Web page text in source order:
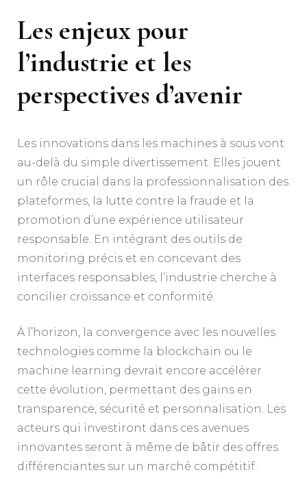
Les enjeux pour
l’industrie et les
perspectives d’avenir
Les innovations dans les machines à sous vont
au-delà du simple divertissement. Elles jouent
un rôle crucial dans la professionnalisation des
plateformes, la lutte contre la fraude et la
promotion d’une expérience utilisateur
responsable. En intégrant des outils de
monitoring précis et en concevant des
interfaces responsables, l’industrie cherche à
concilier croissance et conformité.
À l’horizon, la convergence avec les nouvelles
technologies comme la blockchain ou le
machine learning devrait encore accélérer
cette évolution, permettant des gains en
transparence, sécurité et personnalisation. Les
acteurs qui investiront dans ces avenues
innovantes seront à même de bâtir des offres
différenciantes sur un marché compétitif.